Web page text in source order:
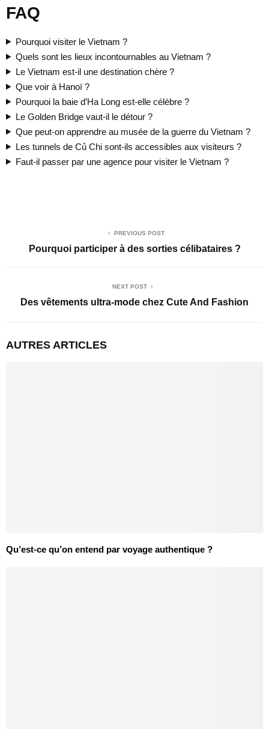
FAQ
Pourquoi visiter le Vietnam ?
Quels sont les lieux incontournables au Vietnam ?
Le Vietnam est-il une destination chère ?
Que voir à Hanoï ?
Pourquoi la baie d’Ha Long est-elle célèbre ?
Le Golden Bridge vaut-il le détour ?
Que peut-on apprendre au musée de la guerre du Vietnam ?
Les tunnels de Củ Chi sont-ils accessibles aux visiteurs ?
Faut-il passer par une agence pour visiter le Vietnam ?
PREVIOUS POST
Pourquoi participer à des sorties célibataires ?
NEXT POST
Des vêtements ultra-mode chez Cute And Fashion
AUTRES ARTICLES
Qu’est-ce qu’on entend par voyage authentique ?